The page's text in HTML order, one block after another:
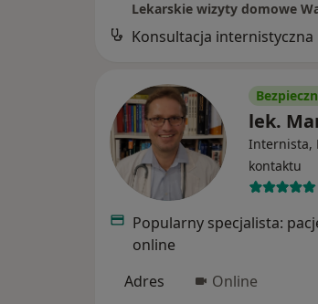
Lekarskie wizyty domowe
Konsultacja internistyczna
lek.
Internista,
kontaktu
Popularny specjalista:
online
Adres
Online